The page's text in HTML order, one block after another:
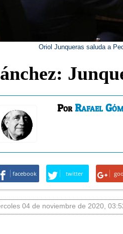
Oriol Junqueras saluda a
PorRafael
facebook twitter
04 de noviembre de 2020,